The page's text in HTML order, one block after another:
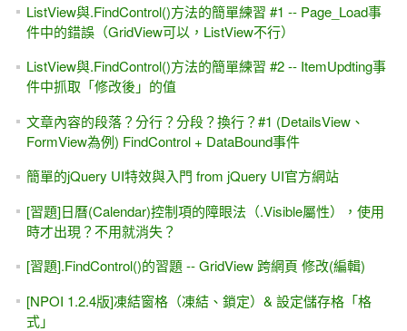
ListView與.FindControl()方法的簡單練習 #1 -- Page_Load事
件中的錯誤（GridView可以，ListView不行）
ListView與.FindControl()方法的簡單練習 #2 -- ItemUpdting事
件中抓取「修改後」的值
文章內容的段落？分行？分段？換行？#1 (DetailsView、
FormView為例) FindControl + DataBound事件
簡單的jQuery UI特效與入門 from jQuery UI官方網站
[習題]日曆(Calendar)控制項的障眼法（.Visible屬性），使用
時才出現？不用就消失？
[習題].FindControl()的習題 -- GridView 跨網頁 修改(編輯)
[NPOI 1.2.4版]凍結窗格（凍結、鎖定）& 設定儲存格「格
式」